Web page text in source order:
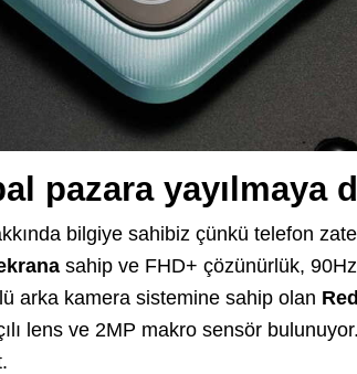
pazara yayılmaya
bilgiye sahibiz çünkü telefon
sahip ve FHD+ çözünürlük,
arka kamera sistemine sahip olan
lens ve 2MP makro sensör